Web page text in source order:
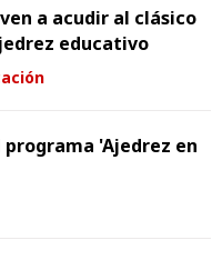
a acudir al clásico
educativo
'Ajedrez en